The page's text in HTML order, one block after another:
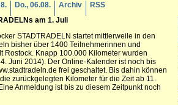
Do., 06.08. Archiv
RSS
am 1. Juli
STADTRADELN startet mittlerweile in den
bisher über 1400 Teilnehmerinnen und
Rostock. Knapp 100.000 Kilometer wurden
Juni 2014). Der Online-Kalender ist noch bis
frei geschaltet. Bis dahin können
zurückgelegten Kilometer für die Zeit ab 11.
Anmeldung ist bis zu diesem Zeitpunkt noch